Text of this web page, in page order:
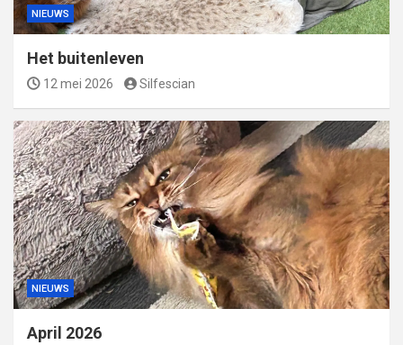
NIEUWS
Het buitenleven
12 mei 2026 Silfescian
NIEUWS
April 2026